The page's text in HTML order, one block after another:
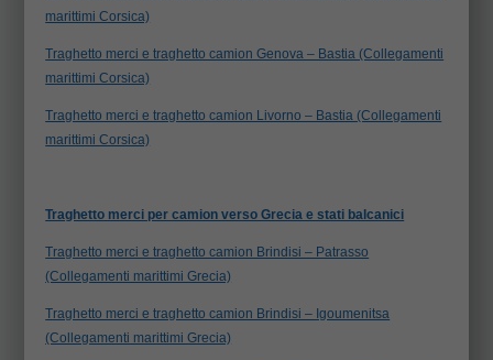
marittimi Corsica)
Traghetto merci e traghetto camion Genova – Bastia (Collegamenti
marittimi Corsica)
Traghetto merci e traghetto camion Livorno – Bastia (Collegamenti
marittimi Corsica)
Traghetto merci per camion verso Grecia e stati balcanici
Traghetto merci e traghetto camion Brindisi – Patrasso
(Collegamenti marittimi Grecia)
Traghetto merci e traghetto camion Brindisi – Igoumenitsa
(Collegamenti marittimi Grecia)